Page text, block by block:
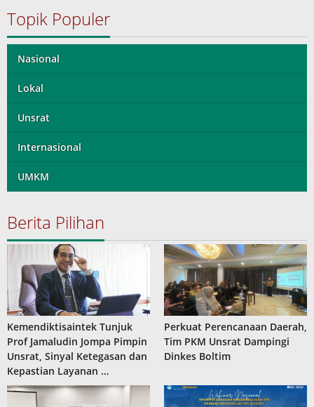
Topik Populer
Nasional
Lokal
Unsrat
Internasional
UMKM
Berita Pilihan
Kemendiktisaintek Tunjuk
Prof Jamaludin Jompa Pimpin
Unsrat, Sinyal Ketegasan dan
Kepastian Layanan …
Perkuat Perencanaan Daerah,
Tim PKM Unsrat Dampingi
Dinkes Boltim